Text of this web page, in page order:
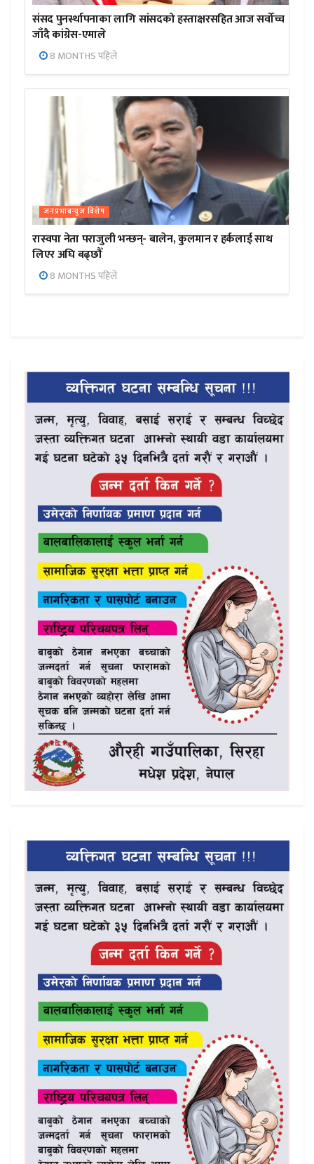
संसद पुनर्स्थापनाका लागि सांसदको हस्ताक्षरसहित आज सर्वोच्च
जाँदै कांग्रेस-एमाले
8 MONTHS पहिले
जनप्रभाबन्युज विशेष
रास्वपा नेता पराजुली भन्छन्- बालेन, कुलमान र हर्कलाई साथ
लिएर अघि बढ्छौँ
8 MONTHS पहिले